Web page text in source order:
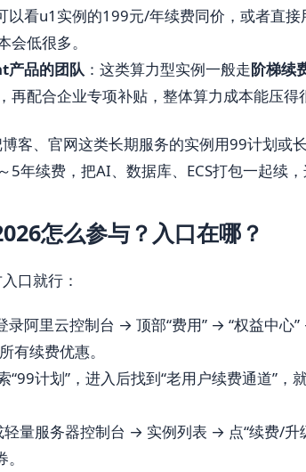
以看u1实例的199元/年续费同价，或者直接
低很多。
产品的团队 ：这类算力型实例一般走阶梯续
再配合企业专项补贴，整体算力成本能压得
客、官网这类长期服务的实例用99计划或
年续费，把AI、数据库、ECS打包一起续，
怎么参与？入口在哪？
口就行：
录阿里云控制台 → 顶部“费用” → “权益中心
有续费优惠。
“99计划”，进入后找到“老用户续费通道”，
轻量服务器控制台 → 实例列表 → 点“续费/升